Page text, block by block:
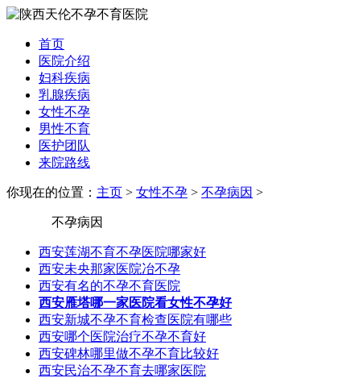
首页
医院介绍
妇科疾病
乳腺疾病
女性不孕
男性不育
医护团队
来院路线
你现在的位置： 主页 > 女性不孕 > 不孕病因 >
不孕病因
西安莲湖不育不孕医院哪家好
西安未央那家医院冶不孕
西安有名的不孕不育医院
西安雁塔哪一家医院看女性不孕好
西安新城不孕不育检查医院有哪些
西安哪个医院治疗不孕不育好
西安碑林哪里做不孕不育比较好
西安民治不孕不育去哪家医院